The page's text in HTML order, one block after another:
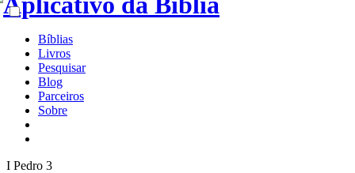
Bíblias
Livros
Pesquisar
Blog
Parceiros
Sobre
I Pedro 3